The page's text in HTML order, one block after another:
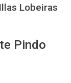
Lobeiras
Pindo